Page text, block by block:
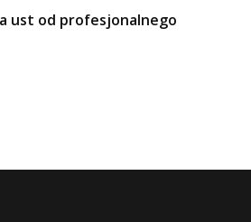
ust od profesjonalnego